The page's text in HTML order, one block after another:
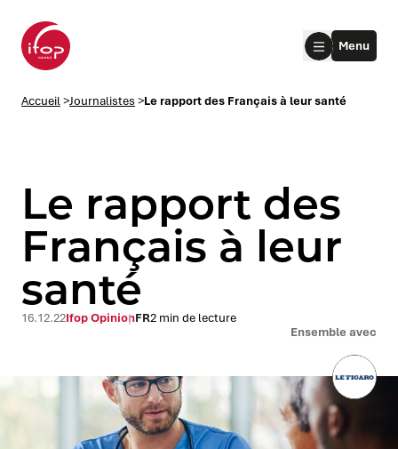
submenu
Menu
Accueil>Journalistes >Le rapport des Français à leur santé
Le rapport des
Français à leur
santé
Ensemble avec
16.12.22Ifop OpinionFR2 min de lecture